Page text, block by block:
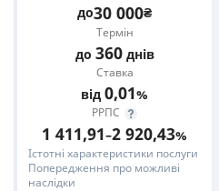
до30 000₴
Термін
до 360днів
Ставка
від 0,01%
РРПС
1 411,91–2 920,43%
Істотні характеристики послуги
Попередження про можливі
наслідки